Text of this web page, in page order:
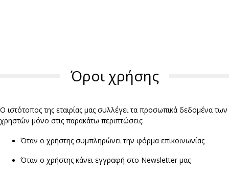
Όροι χρήσης
Ο ιστότοπος της εταιρίας μας συλλέγει τα προσωπικά δεδομένα των
χρηστών μόνο στις παρακάτω περιπτώσεις:
Όταν ο χρήστης συμπληρώνει την φόρμα επικοινωνίας
Όταν ο χρήστης κάνει εγγραφή στο Newsletter μας